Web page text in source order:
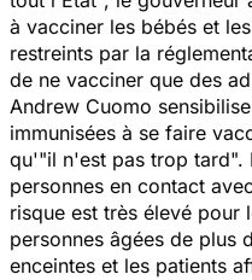
à vacciner les bébés et
restreints par la
de ne vacciner que des
Andrew Cuomo
immunisées à se faire
qu'"il n'est pas trop tard".
personnes en contact
risque est très élevé pour
personnes âgées de plus
enceintes et les patients